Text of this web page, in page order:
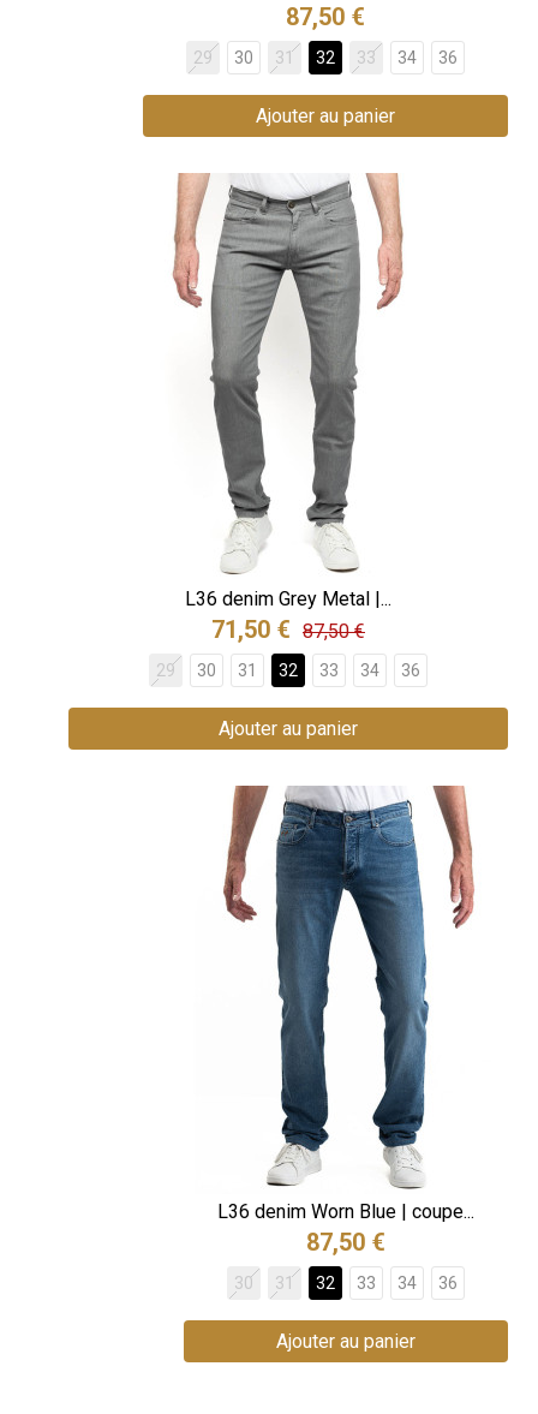
87,50 €
29 30 31 32 33 34 36
Ajouter au panier
L36 denim Grey Metal |...
71,50 € 87,50 €
29 30 31 32 33 34 36
Ajouter au panier
L36 denim Worn Blue | coupe...
87,50 €
30 31 32 33 34 36
Ajouter au panier